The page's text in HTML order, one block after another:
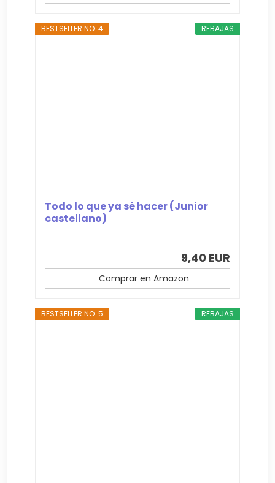
REBAJAS
BESTSELLER NO. 4
Todo lo que ya sé hacer (Junior
castellano)
9,40 EUR
Comprar en Amazon
REBAJAS
BESTSELLER NO. 5